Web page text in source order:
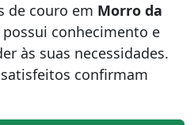
de couro em Morro da
conhecimento e
às suas necessidades.
confirmam